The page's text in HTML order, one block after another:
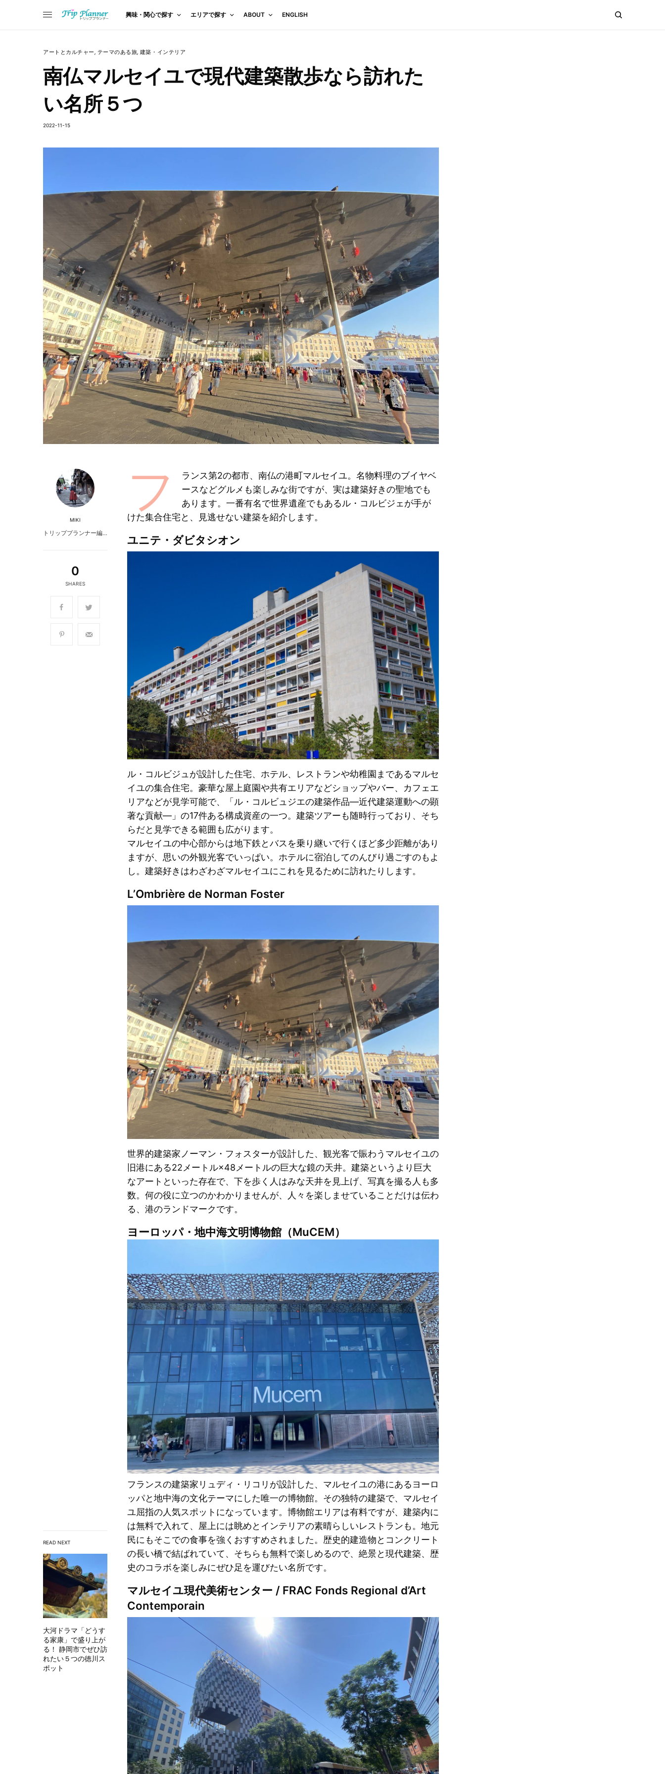
興味・関心で探す エリアで探す ABOUT ENGLISH
アートとカルチャー, テーマのある旅, 建築・インテリア
南仏マルセイユで現代建築散歩なら訪れた
い名所５つ
2022-11-15
MIKI
トリッププランナー編…
0
SHARES
READ NEXT
大河ドラマ「どうす
る家康」で盛り上が
る！ 静岡市でぜひ訪
れたい５つの徳川ス
ポット
フ
ランス第2の都市、南仏の港町マルセイユ。名物料理のブイヤベ
ースなどグルメも楽しみな街ですが、実は建築好きの聖地でも
あります。一番有名で世界遺産でもあるル・コルビジェが手が
けた集合住宅と、見逃せない建築を紹介します。
ユニテ・ダビタシオン
ル・コルビジュが設計した住宅、ホテル、レストランや幼稚園まであるマルセ
イユの集合住宅。豪華な屋上庭園や共有エリアなどショップやバー、カフェエ
リアなどが見学可能で、「ル・コルビュジエの建築作品―近代建築運動への顕
著な貢献―」の17件ある構成資産の一つ。建築ツアーも随時行っており、そち
らだと見学できる範囲も広がります。
マルセイユの中心部からは地下鉄とバスを乗り継いで行くほど多少距離があり
ますが、思いの外観光客でいっぱい。ホテルに宿泊してのんびり過ごすのもよ
し。建築好きはわざわざマルセイユにこれを見るために訪れたりします。
L’Ombrière de Norman Foster
世界的建築家ノーマン・フォスターが設計した、観光客で賑わうマルセイユの
旧港にある22メートル×48メートルの巨大な鏡の天井。建築というより巨大
なアートといった存在で、下を歩く人はみな天井を見上げ、写真を撮る人も多
数。何の役に立つのかわかりませんが、人々を楽しませていることだけは伝わ
る、港のランドマークです。
ヨーロッパ・地中海文明博物館（MuCEM）
フランスの建築家リュディ・リコリが設計した、マルセイユの港にあるヨーロ
ッパと地中海の文化テーマにした唯一の博物館。その独特の建築で、マルセイ
ユ屈指の人気スポットになっています。博物館エリアは有料ですが、建築内に
は無料で入れて、屋上には眺めとインテリアの素晴らしいレストランも。地元
民にもそこでの食事を強くおすすめされました。歴史的建造物とコンクリート
の長い橋で結ばれていて、そちらも無料で楽しめるので、絶景と現代建築、歴
史のコラボを楽しみにぜひ足を運びたい名所です。
マルセイユ現代美術センター / FRAC Fonds Regional d’Art
Contemporain